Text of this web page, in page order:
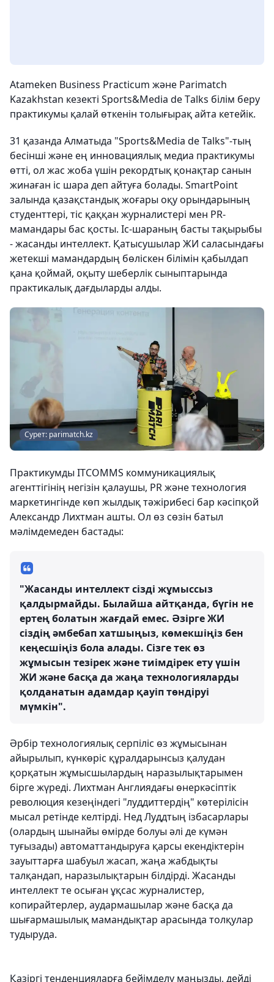
Atameken Business Рracticum және Parimatch
Kazakhstan кезекті Sports&Media de Тalks білім беру
практикумы қалай өткенін толығырақ айта кетейік.
31 қазанда Алматыда "Sports&Media de Talks"-тың
бесінші және ең инновациялық медиа практикумы
өтті, ол жас жоба үшін рекордтық қонақтар санын
жинаған іс шара деп айтуға болады. SmartPoint
залында қазақстандық жоғары оқу орындарының
студенттері, тіс қаққан журналистері мен PR-
мамандары бас қосты. Іс-шараның басты тақырыбы
- жасанды интеллект. Қатысушылар ЖИ саласындағы
жетекші мамандардың бөліскен білімін қабылдап
қана қоймай, оқыту шеберлік сыныптарында
практикалық дағдыларды алды.
Сурет: parimatch.kz
Практикумды ITCOMMS коммуникациялық
агенттігінің негізін қалаушы, PR және технология
маркетингінде көп жылдық тәжірибесі бар кәсіпқой
Александр Лихтман ашты. Ол өз сөзін батыл
мәлімдемеден бастады:
"Жасанды интеллект сізді жұмыссыз
қалдырмайды. Былайша айтқанда, бүгін не
ертең болатын жағдай емес. Әзірге ЖИ
сіздің әмбебап хатшыңыз, көмекшіңіз бен
кеңесшіңіз бола алады. Сізге тек өз
жұмысын тезірек және тиімдірек ету үшін
ЖИ және басқа да жаңа технологияларды
қолданатын адамдар қауіп төндіруі
мүмкін".
Әрбір технологиялық серпіліс өз жұмысынан
айырылып, күнкөріс құралдарынсыз қалудан
қорқатын жұмысшылардың наразылықтарымен
бірге жүреді. Лихтман Англиядағы өнеркәсіптік
революция кезеңіндегі "луддиттердің" көтерілісін
мысал ретінде келтірді. Нед Луддтың ізбасарлары
(олардың шынайы өмірде болуы әлі де күмән
туғызады) автоматтандыруға қарсы екендіктерін
зауыттарға шабуыл жасап, жаңа жабдықты
талқандап, наразылықтарын білдірді. Жасанды
интеллект те осыған ұқсас журналистер,
копирайтерлер, аудармашылар және басқа да
шығармашылық мамандықтар арасында толқулар
тудыруда.
Қазіргі тенденцияларға бейімделу маңызды, дейді